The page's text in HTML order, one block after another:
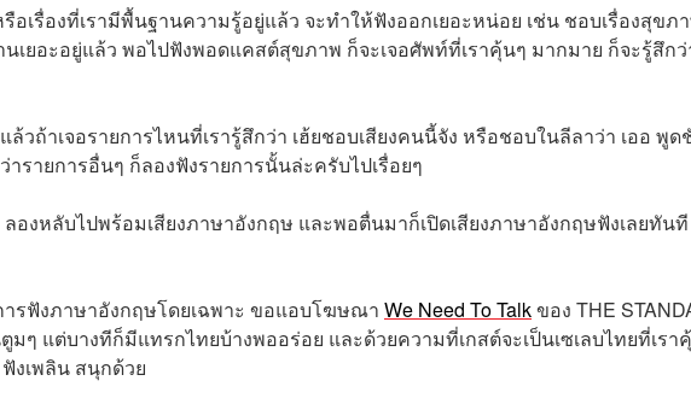
รือเรื่องที่เรามีพื้นฐานความรู้อยู่แล้ว จะทำให้ฟังออกเยอะหน่อย เช่น ชอบเรื่องสุขภ
นเยอะอยู่แล้ว พอไปฟังพอดแคสต์สุขภาพ ก็จะเจอศัพท์ที่เราคุ้นๆ มากมาย ก็จะรู้สึกว่
วถ้าเจอรายการไหนที่เรารู้สึกว่า เฮ้ยชอบเสียงคนนี้จัง หรือชอบในลีลาว่า เออ พูด
ารายการอื่นๆ ก็ลองฟังรายการนั้นล่ะครับไปเรื่อยๆ
องหลับไปพร้อมเสียงภาษาอังกฤษ และพอตื่นมาก็เปิดเสียงภาษาอังกฤษฟังเลยทันที
รฟังภาษาอังกฤษโดยเฉพาะ ขอแอบโฆษณา We Need To Talkของ THE
มๆ แต่บางทีก็มีแทรกไทยบ้างพออร่อย และด้วยความที่เกสต์จะเป็นเซเลบไทยที่เรา
งเพลิน สนุกด้วย